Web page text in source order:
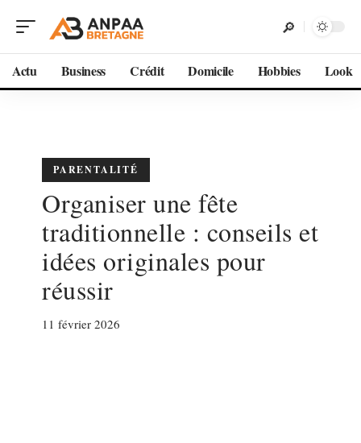
Actu Business Crédit Domicile Hobbies Look
PARENTALITÉ
Organiser une fête
traditionnelle : conseils et
idées originales pour
réussir
11 février 2026